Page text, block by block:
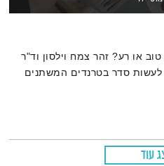
או רע? זהר צמח וילסון וד"ר
לעשות סדר בטרנדים המשתנים
עוד